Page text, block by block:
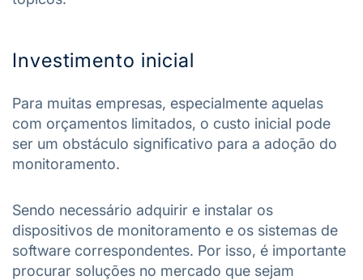
Investimento inicial
Para muitas empresas, especialmente aquelas
com orçamentos limitados, o custo inicial pode
ser um obstáculo significativo para a adoção do
monitoramento.
Sendo necessário adquirir e instalar os
dispositivos de monitoramento e os sistemas de
software correspondentes. Por isso, é importante
procurar soluções no mercado que sejam